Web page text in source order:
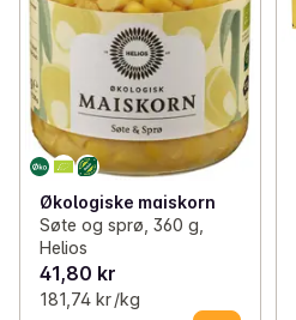
Økologiske maiskorn
Søte og sprø, 360 g,
Helios
41,80 kr
181,74 kr /kg